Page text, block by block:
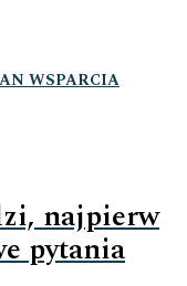
WSPARCIA
najpierw
pytania